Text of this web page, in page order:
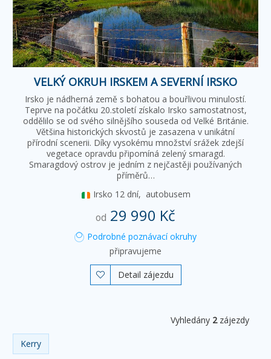
VELKÝ OKRUH IRSKEM A SEVERNÍ IRSKO
Irsko je nádherná země s bohatou a bouřlivou minulostí.
Teprve na počátku 20.století získalo Irsko samostatnost,
oddělilo se od svého silnějšího souseda od Velké Británie.
Většina historických skvostů je zasazena v unikátní
přírodní scenerii. Díky vysokému množství srážek zdejší
vegetace opravdu připomíná zelený smaragd.
Smaragdový ostrov je jedním z nejčastěji používaných
příměrů…
Irsko 12 dní, autobusem
od 29 990 Kč
Podrobné poznávací okruhy
připravujeme
 Detail zájezdu
Vyhledány 2zájezdy
Kerry